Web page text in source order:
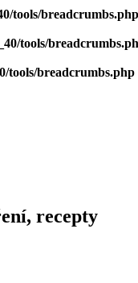
tools/breadcrumbs.php
tools/
tools/breadcrumbs.php
recepty